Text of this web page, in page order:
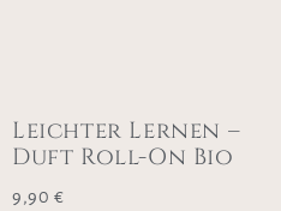
Leichter Lernen –
Duft Roll-On Bio
9,90 €